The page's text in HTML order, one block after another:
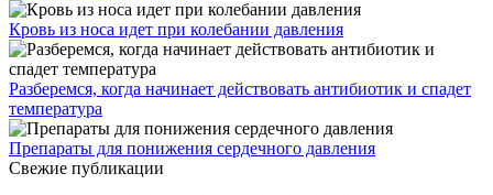
Кровь из носа идет при колебании давления
Разберемся, когда начинает действовать антибиотик и спадет
температура
Препараты для понижения сердечного давления
Свежие публикации